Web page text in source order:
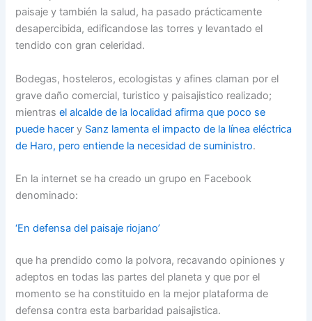
paisaje y también la salud, ha pasado prácticamente
desapercibida, edificandose las torres y levantado el
tendido con gran celeridad.
Bodegas, hosteleros, ecologistas y afines claman por el
grave daño comercial, turistico y paisajistico realizado;
mientrasel alcalde de la localidad afirma que poco se
puede hacer y Sanz lamenta el impacto de la línea eléctrica
de Haro, pero entiende la necesidad de suministro.
En la internet se ha creado un grupo en Facebook
denominado:
‘En defensa del paisaje riojano’
que ha prendido como la polvora, recavando opiniones y
adeptos en todas las partes del planeta y que por el
momento se ha constituido en la mejor plataforma de
defensa contra esta barbaridad paisajistica.